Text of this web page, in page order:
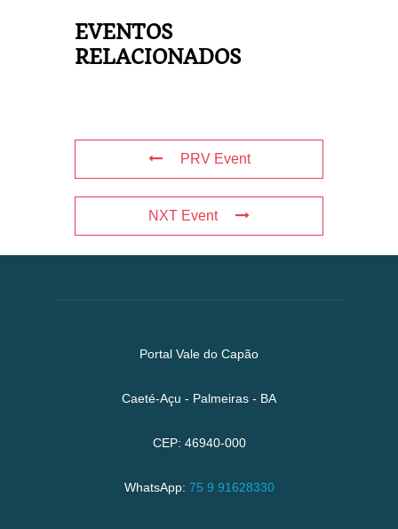
EVENTOS
RELACIONADOS
PRV Event
NXT Event
Portal Vale do Capão
Caeté-Açu - Palmeiras - BA
CEP: 46940-000
WhatsApp: 75 9 91628330